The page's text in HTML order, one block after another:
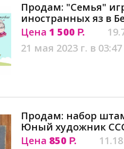
Продам: "Семья"
иностранных яз в
Цена 1 500 Р.
21 мая 2023 г. в 03:47
Продам: набор
Юный художник
Цена 850 Р.